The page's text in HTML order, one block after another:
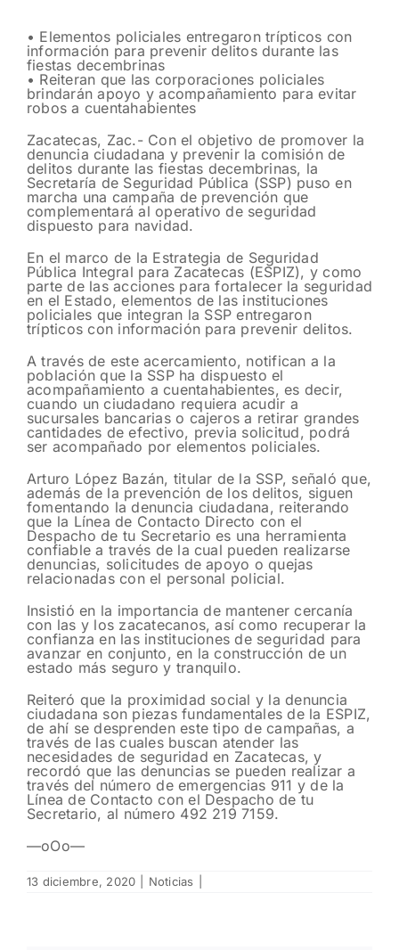
• Elementos policiales entregaron trípticos con
información para prevenir delitos durante las
fiestas decembrinas
• Reiteran que las corporaciones policiales
brindarán apoyo y acompañamiento para evitar
robos a cuentahabientes
Zacatecas, Zac.- Con el objetivo de promover la
denuncia ciudadana y prevenir la comisión de
delitos durante las fiestas decembrinas, la
Secretaría de Seguridad Pública (SSP) puso en
marcha una campaña de prevención que
complementará al operativo de seguridad
dispuesto para navidad.
En el marco de la Estrategia de Seguridad
Pública Integral para Zacatecas (ESPIZ), y como
parte de las acciones para fortalecer la seguridad
en el Estado, elementos de las instituciones
policiales que integran la SSP entregaron
trípticos con información para prevenir delitos.
A través de este acercamiento, notifican a la
población que la SSP ha dispuesto el
acompañamiento a cuentahabientes, es decir,
cuando un ciudadano requiera acudir a
sucursales bancarias o cajeros a retirar grandes
cantidades de efectivo, previa solicitud, podrá
ser acompañado por elementos policiales.
Arturo López Bazán, titular de la SSP, señaló que,
además de la prevención de los delitos, siguen
fomentando la denuncia ciudadana, reiterando
que la Línea de Contacto Directo con el
Despacho de tu Secretario es una herramienta
confiable a través de la cual pueden realizarse
denuncias, solicitudes de apoyo o quejas
relacionadas con el personal policial.
Insistió en la importancia de mantener cercanía
con las y los zacatecanos, así como recuperar la
confianza en las instituciones de seguridad para
avanzar en conjunto, en la construcción de un
estado más seguro y tranquilo.
Reiteró que la proximidad social y la denuncia
ciudadana son piezas fundamentales de la ESPIZ,
de ahí se desprenden este tipo de campañas, a
través de las cuales buscan atender las
necesidades de seguridad en Zacatecas, y
recordó que las denuncias se pueden realizar a
través del número de emergencias 911 y de la
Línea de Contacto con el Despacho de tu
Secretario, al número 492 219 7159.
—oOo—
13 diciembre, 2020 Noticias